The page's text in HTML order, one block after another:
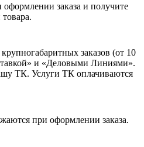
заказа и получите
заказов (от 10
и «Деловыми Линиями».
ТК. Услуги ТК оплачиваются
при оформлении заказа.